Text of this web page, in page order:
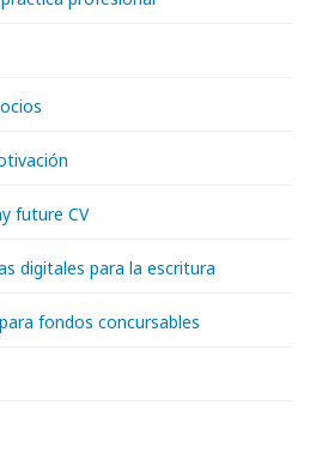
future CV
digitales para la escritura
fondos concursables